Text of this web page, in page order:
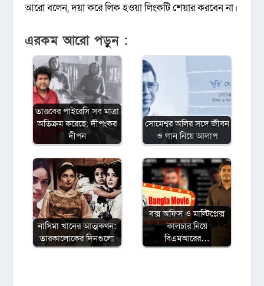
আরো বলেন, দয়া করে লিক হওয়া লিংকটি শেয়ার করবেন না।
এরকম আরো পড়ুন :
তাণ্ডবের পাইরেসি সব মাত্রা
অতিক্রম করেছে: দীপংকর
দীপন
সোমেশ্বর অলির সঙ্গে জীবন
ও গান নিয়ে আলাপ
নাসিমা খানের আত্মকথন:
তারকালোকের দিনগুলো
বক্স অফিস ও মাল্টিপ্লেক্স
কালচার নিয়ে
বিএমআরের…